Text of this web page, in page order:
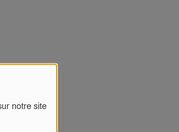
notre site